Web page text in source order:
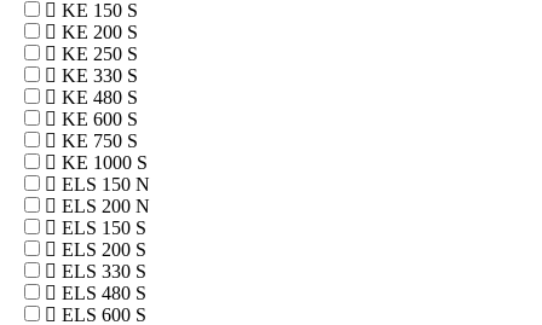
KE 150 S
KE 200 S
KE 250 S
KE 330 S
KE 480 S
KE 600 S
KE 750 S
KE 1000 S
ELS 150 N
ELS 200 N
ELS 150 S
ELS 200 S
ELS 330 S
ELS 480 S
ELS 600 S